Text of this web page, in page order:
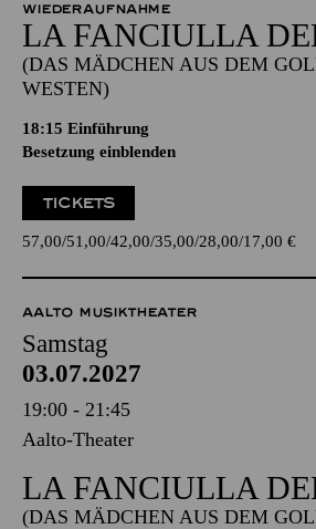
WIEDERAUFNAHME
LA FANCIULLA
(DAS MÄDCHEN AUS DEM
WESTEN)
18:15 Einführung
Besetzung einblenden
TICKETS
57,00 51,00 42,00 35,00 28,00 17,00 €
AALTO MUSIKTHEATER
Samstag
03.07.2027
19:00 - 21:45
Aalto-Theater
LA FANCIULLA
(DAS MÄDCHEN AUS DEM